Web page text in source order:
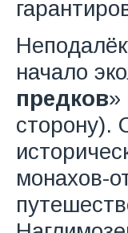
начало
предков»
сторону).
монахов-